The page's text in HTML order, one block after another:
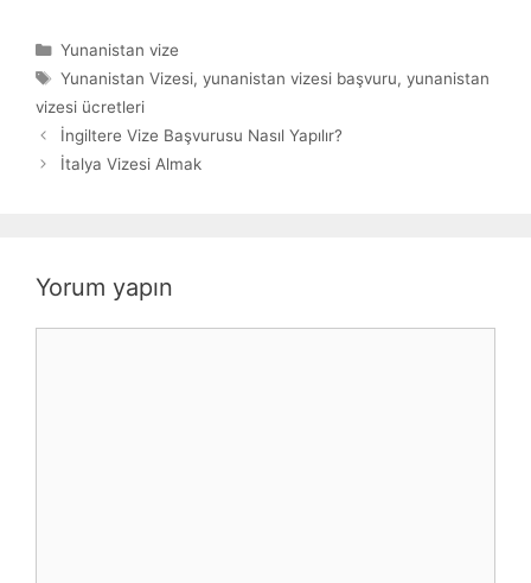
Kategoriler
Yunanistan vize
Etiketler
Yunanistan Vizesi,yunanistan vizesi başvuru,yunanistan
vizesi ücretleri
İngiltere Vize Başvurusu Nasıl Yapılır?
İtalya Vizesi Almak
Yorum yapın